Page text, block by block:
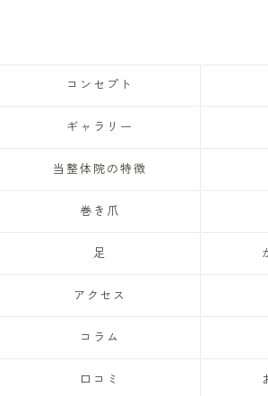
コンセプト
ギャラリー
当整体院の特徴
巻き爪
足
アクセス
コラム
口コミ